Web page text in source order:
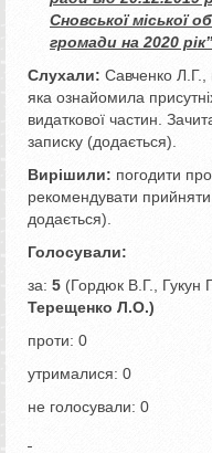
Сновської міської
громади на 2020
Слухали: Савченко Л.Г.,
яка ознайомила
видаткової частин.
записку (додається).
Вирішили: погодити
рекомендувати прийняти
додається).
Голосували:
за: 5 (Гордюк В.Г.,
Терещенко Л.О.)
проти: 0
утрималися: 0
не голосували: 0